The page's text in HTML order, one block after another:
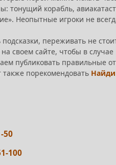
тонущий корабль,
Неопытные игроки не
переживать не
своем сайте, чтобы в
публиковать правильные
порекомендовать Найди
50
100